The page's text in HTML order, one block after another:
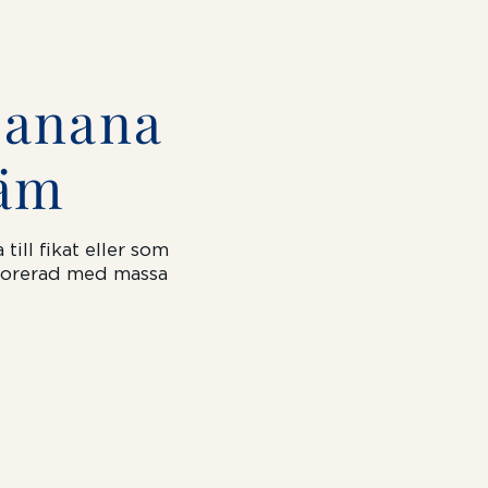
till fikat eller som
med massa